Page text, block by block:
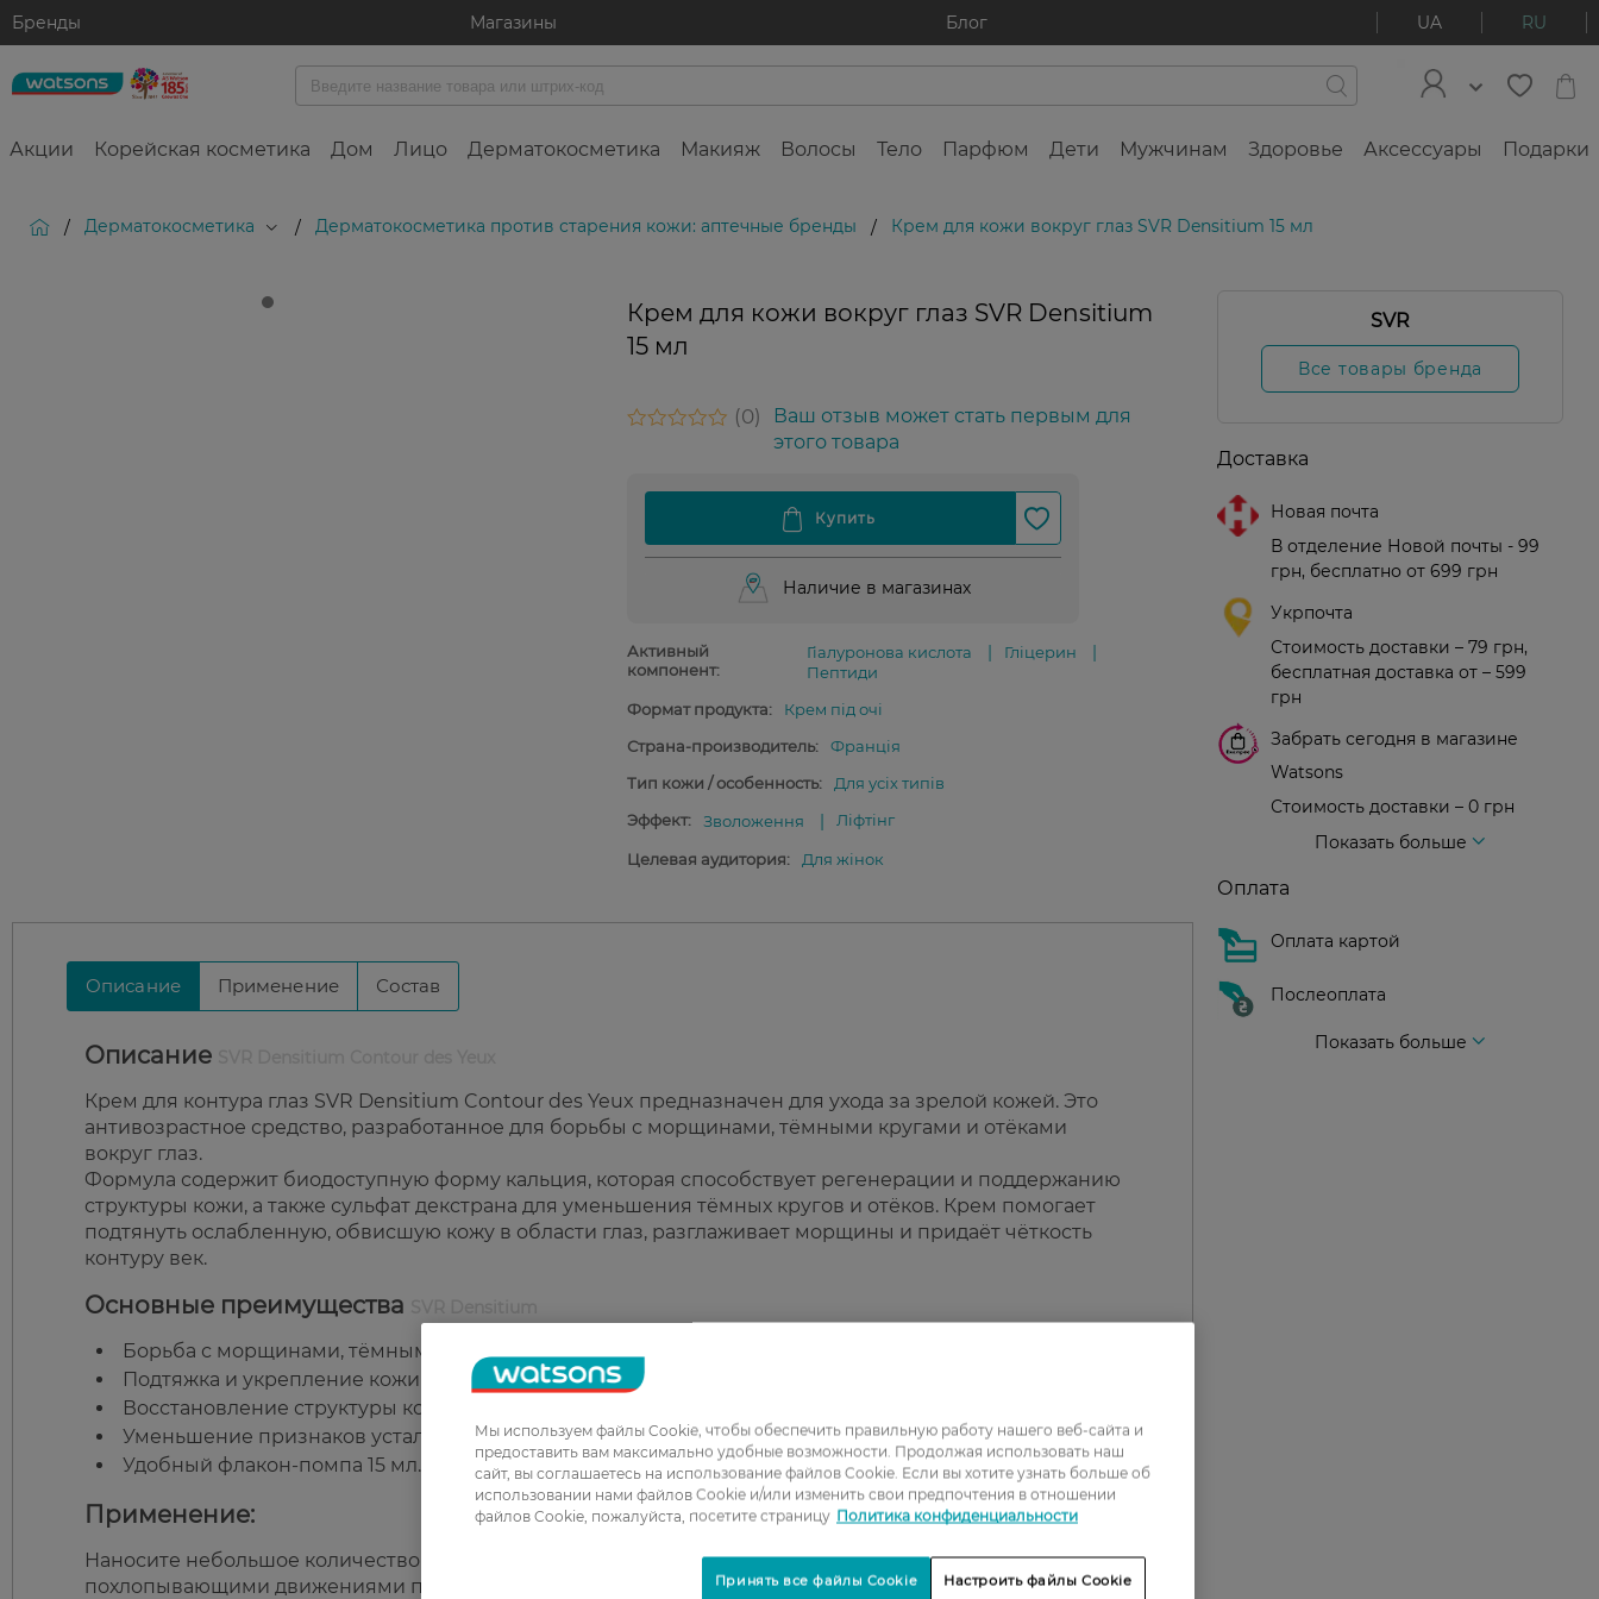
Бренды Магазины Блог UA RU
Акции Корейская косметика Дом Лицо Дерматокосметика Макияж Волосы Тело Парфюм Дети Мужчинам Здоровье Аксессуары Подарки
/ Дерматокосметика / Дерматокосметика против старения кожи: аптечные бренды / Крем для кожи вокруг глаз SVR Densitium 15 мл
Крем для кожи вокруг глаз SVR Densitium
15 мл
0
Ваш отзыв может стать первым для
этого товара
Наличие в магазинах
Активный
компонент:
Гіалуронова кислота
Гліцерин
Пептиди
Формат продукта:
Крем під очі
Страна-производитель:
Франція
Тип кожи / особенность:
Для усіх типів
Эффект:
Зволоження Ліфтінг
Целевая аудитория: Для жінок
Описание Применение Состав
Описание
Крем для контура глаз SVR Densitium Contour des Yeux предназначен для ухода за зрелой кожей. Это
антивозрастное средство, разработанное для борьбы с морщинами, тёмными кругами и отёками
вокруг глаз.
Формула содержит биодоступную форму кальция, которая способствует регенерации и поддержанию
структуры кожи, а также сульфат декстрана для уменьшения тёмных кругов и отёков. Крем помогает
подтянуть ослабленную, обвисшую кожу в области глаз, разглаживает морщины и придаёт чёткость
контуру век.
Основные преимущества
Борьба с морщинами, тёмными кругами и отёками.
Подтяжка и укрепление кожи вокруг глаз.
Восстановление структуры кожи благодаря кальцию.
Уменьшение признаков усталости и осветление взгляда.
Удобный флакон-помпа 15 мл.
Применение:
Наносите небольшое количество крема на чистую кожу вокруг глаз утром и/или вечером, лёгкими
похлопывающими движениями подушечками пальцев.
SVR
Все товары бренда
Доставка
Новая почта
В отделение Новой почты - 99
грн, бесплатно от 699 грн
Укрпочта
Стоимость доставки – 79 грн,
бесплатная доставка от – 599
грн
Забрать сегодня в магазине
Watsons
Стоимость доставки – 0 грн
Показать больше
Оплата
Оплата картой
Послеоплата
Показать больше
Мы используем файлы Cookie, чтобы обеспечить правильную работу нашего веб-сайта и
предоставить вам максимально удобные возможности. Продолжая использовать наш
сайт, вы соглашаетесь на использование файлов Cookie. Если вы хотите узнать больше об
использовании нами файлов Cookie и/или изменить свои предпочтения в отношении
файлов Cookie, пожалуйста, посетите страницу Политика конфиденциальности
Настроить файлы Cookie
Принять все файлы Cookie